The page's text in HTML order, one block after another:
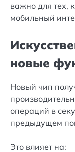
важно для тех,
мобильный
новые
Новый чип
операций в
предыдущем
Это влияет на: